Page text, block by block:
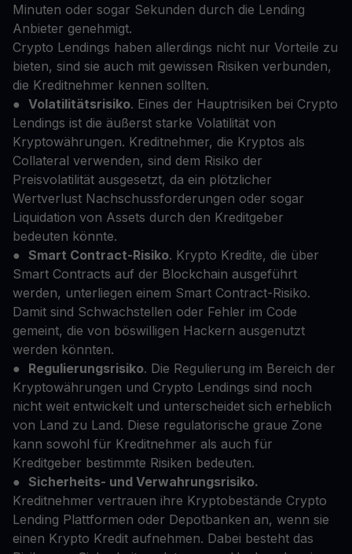
Minuten oder sogar Sekunden durch die Lending
Anbieter genehmigt.
Crypto Lendings haben allerdings nicht nur Vorteile zu
bieten, sind sie auch mit gewissen Risiken verbunden,
die Kreditnehmer kennen sollten.
● Volatilitätsrisiko. Eines der Hauptrisiken bei Crypto
Lendings ist die äußerst starke Volatilität von
Kryptowährungen. Kreditnehmer, die Kryptos als
Collateral verwenden, sind dem Risiko der
Preisvolatilität ausgesetzt, da ein plötzlicher
Wertverlust Nachschussforderungen oder sogar
Liquidation von Assets durch den Kreditgeber
bedeuten könnte.
● Smart Contract-Risiko. Krypto Kredite, die über
Smart Contracts auf der Blockchain ausgeführt
werden, unterliegen einem Smart Contract-Risiko.
Damit sind Schwachstellen oder Fehler im Code
gemeint, die von böswilligen Hackern ausgenutzt
werden könnten.
● Regulierungsrisiko. Die Regulierung im Bereich der
Kryptowährungen und Crypto Lendings sind noch
nicht weit entwickelt und unterscheidet sich erheblich
von Land zu Land. Diese regulatorische graue Zone
kann sowohl für Kreditnehmer als auch für
Kreditgeber bestimmte Risiken bedeuten.
● Sicherheits- und Verwahrungsrisiko.
Kreditnehmer vertrauen ihre Kryptobestände Crypto
Lending Plattformen oder Depotbanken an, wenn sie
einen Krypto Kredit aufnehmen. Dabei besteht das